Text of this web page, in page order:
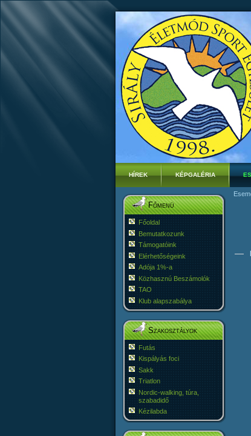
HÍREK KÉPGALÉRIA
Főmenü
Főoldal
Bemutatkozunk
Támogatóink
Elérhetőségeink
Adója 1%-a
Közhasznú Beszámolók
TAO
Klub alapszabálya
Szakosztályok
Futás
Kispályás foci
Sakk
Triatlon
Nordic-walking, túra,
szabadidő
Kézilabda